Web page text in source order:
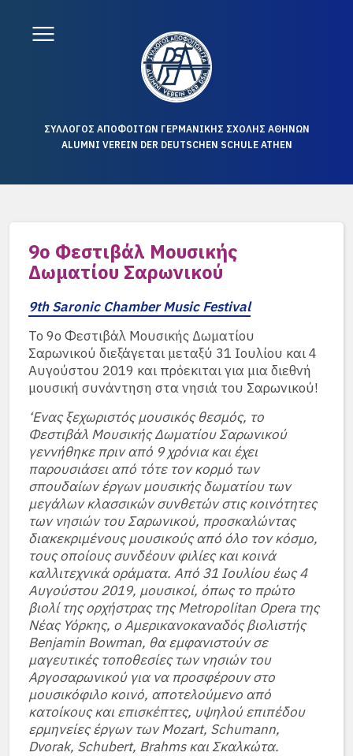
ΣΥΛΛΟΓΟΣ ΑΠΟΦΟΙΤΩΝ ΓΕΡΜΑΝΙΚΗΣ ΣΧΟΛΗΣ ΑΘΗΝΩΝ
ALUMNI VEREIN DER DEUTSCHEN SCHULE ATHEN
9o Φεστιβάλ Μουσικής
Δωματίου Σαρωνικού
9th Saronic Chamber Music Festival
Το 9ο Φεστιβάλ Μουσικής Δωματίου
Σαρωνικού διεξάγεται μεταξύ 31 Ιουλίου και 4
Αυγούστου 2019 και πρόεκιται για μια διεθνή
μουσική συνάντηση στα νησιά του Σαρωνικού!
‘Ενας ξεχωριστός μουσικός θεσμός, το
Φεστιβάλ Μουσικής Δωματίου Σαρωνικού
γεννήθηκε πριν από 9 χρόνια και έχει
παρουσιάσει από τότε τον κορμό των
σπουδαίων έργων μουσικής δωματίου των
μεγάλων κλασσικών συνθετών στις κοινότητες
των νησιών του Σαρωνικού, προσκαλώντας
διακεκριμένους μουσικούς από όλο τον κόσμο,
τους οποίους συνδέουν φιλίες και κοινά
καλλιτεχνικά οράματα. Από 31 Ιουλίου έως 4
Αυγούστου 2019, μουσικοί, όπως το πρώτο
βιολί της ορχήστρας της Metropolitan Opera της
Νέας Υόρκης, ο Aμερικανοκαναδός βιολιστής
Benjamin Bowman, θα εμφανιστούν σε
μαγευτικές τοποθεσίες των νησιών του
Αργοσαρωνικού για να προσφέρουν στο
μουσικόφιλο κοινό, αποτελούμενο από
κατοίκους και επισκέπτες, υψηλού επιπέδου
ερμηνείες έργων των Mozart, Schumann,
Dvorak, Schubert, Brahms και Σκαλκώτα.